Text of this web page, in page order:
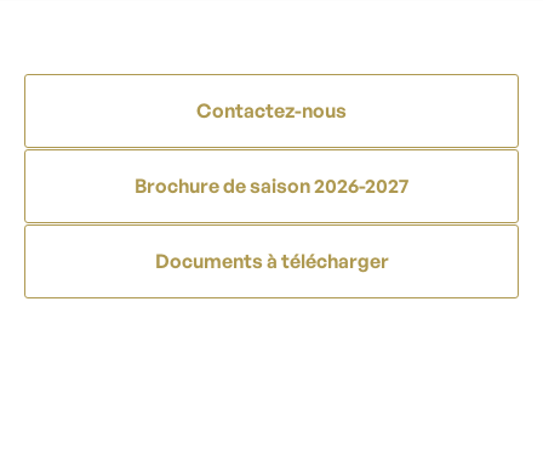
Contactez-nous
Brochure de saison 2026-2027
Documents à télécharger